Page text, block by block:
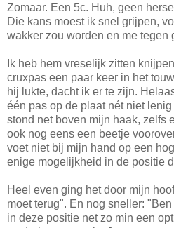
Zomaar. Een 5c. Huh, geen
Die kans moest ik snel grijpen,
wakker zou worden en me tegen
Ik heb hem vreselijk zitten
cruxpas een paar keer in het
hij lukte, dacht ik er te zijn.
één pas op de plaat nét niet
stond net boven mijn haak, zelfs
ook nog eens een beetje
voet niet bij mijn hand op een
enige mogelijkheid in de positie
Heel even ging het door mijn
moet terug". En nog sneller:
in deze positie net zo min een